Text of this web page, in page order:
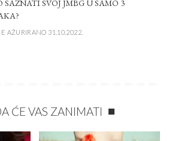
SAZNATI SVOJ JMBG U SAMO 3
AŽURIRANO 31.10.2022.
ĆE VAS ZANIMATI